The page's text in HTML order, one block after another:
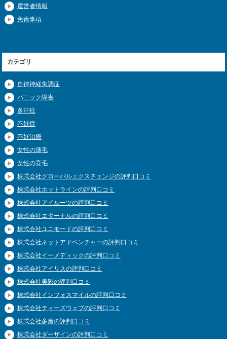
運営者情報
免責事項
カテゴリ
自律神経失調症
パニック障害
多汗症
不妊症
不妊治療
女性の薄毛
女性の育毛
株式会社グローバルエクスチェンジの評判口コミ
株式会社ホットラインの評判口コミ
株式会社アイルーツの評判口コミ
株式会社エターナルの評判口コミ
株式会社ユニモードの評判口コミ
株式会社ネットアドベンチャーの評判口コミ
株式会社イーメディックの評判口コミ
株式会社アイリスの評判口コミ
株式会社美彩の評判口コミ
株式会社インフォスマイルの評判口コミ
株式会社ティーズウェブの評判口コミ
株式会社多磨の評判口コミ
株式会社ダーザインの評判口コミ